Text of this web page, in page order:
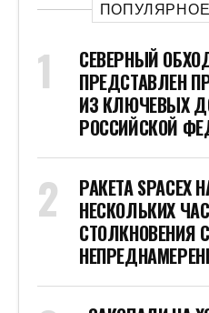
СЕВЕРНЫЙ
ПРЕДСТАВЛЕН
ИЗ КЛЮЧЕВЫХ
РОССИЙСКОЙ
РАКЕТА
НЕСКОЛЬКИХ
СТОЛКНОВЕНИЯ